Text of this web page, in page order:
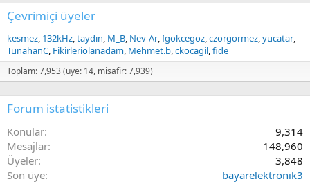
Çevrimiçi üyeler
kesmez 132kHz taydin M_B Nev-Ar fgokcegoz czorgormez yucatar
TunahanC Fikirleriolanadam Mehmet.b ckocagil fide
Toplam: 7,953 (üye: 14, misafir: 7,939)
Forum istatistikleri
Konular
9,314
Mesajlar
148,960
Üyeler
3,848
Son üye
bayarelektronik3